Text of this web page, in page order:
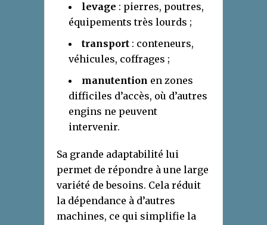
levage : pierres, poutres,
équipements très lourds ;
transport : conteneurs,
véhicules, coffrages ;
manutention en zones
difficiles d’accès, où d’autres
engins ne peuvent
intervenir.
Sa grande adaptabilité lui
permet de répondre à une large
variété de besoins. Cela réduit
la dépendance à d’autres
machines, ce qui simplifie la